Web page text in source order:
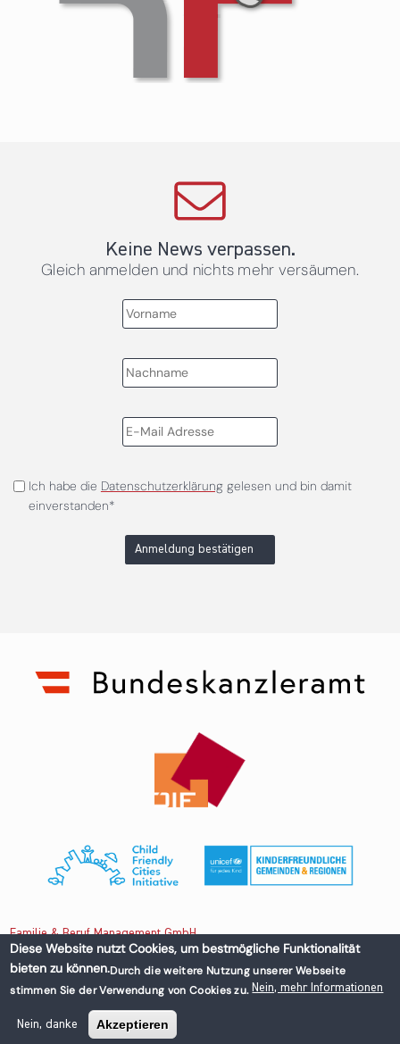
Keine News verpassen.
Gleich anmelden und nichts mehr versäumen.
Ich habe die Datenschutzerklärunggelesen und bin damit
einverstanden*
Anmeldung bestätigen
Familie & Beruf Management GmbH
Untere Donaustraße 13-15/3 1020 Wien, Austria
+43 1 218 50 70
office@familieundberuf.at
Diese Website nutzt Cookies, um bestmögliche Funktionalität
bieten zu können.Durch die weitere Nutzung unserer Webseite
stimmen Sie der Verwendung von Cookies zu. Nein, mehr Informationen
Nein, danke Akzeptieren